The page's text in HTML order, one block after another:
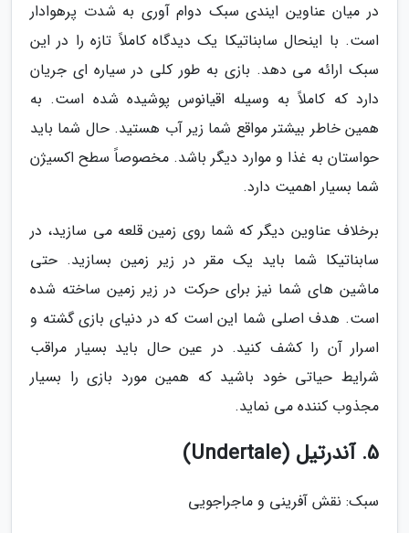
در میان عناوین ایندی سبک دوام آوری به شدت پرهوادار
است. با اینحال سابناتیکا یک دیدگاه کاملاً تازه را در این
سبک ارائه می دهد. بازی به طور کلی در سیاره ای جریان
دارد که کاملاً به وسیله اقیانوس پوشیده شده است. به
همین خاطر بیشتر مواقع شما زیر آب هستید. حال شما باید
حواستان به غذا و موارد دیگر باشد. مخصوصاً سطح اکسیژن
شما بسیار اهمیت دارد.
برخلاف عناوین دیگر که شما روی زمین قلعه می سازید، در
سابناتیکا شما باید یک مقر در زیر زمین بسازید. حتی
ماشین های شما نیز برای حرکت در زیر زمین ساخته شده
است. هدف اصلی شما این است که در دنیای بازی گشته و
اسرار آن را کشف کنید. در عین حال باید بسیار مراقب
شرایط حیاتی خود باشید که همین مورد بازی را بسیار
مجذوب کننده می نماید.
5. آندرتیل (Undertale)
سبک: نقش آفرینی و ماجراجویی